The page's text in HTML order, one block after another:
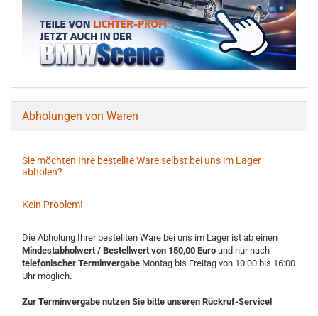
Abholungen von Waren
Sie möchten Ihre bestellte Ware selbst bei uns im Lager
abholen?
Kein Problem!
Die Abholung Ihrer bestellten Ware bei uns im Lager ist ab einen
Mindestabholwert / Bestellwert von 150,00 Euro und nur nach
telefonischer Terminvergabe Montag bis Freitag von 10:00 bis 16:00
Uhr möglich.
Zur Terminvergabe nutzen Sie bitte unseren Rückruf-Service!